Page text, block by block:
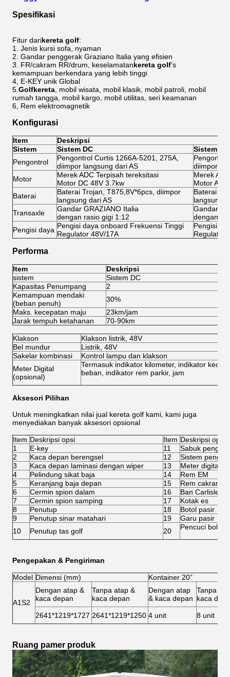
Spesifikasi
Fitur darikereta golf:
1. Jenis kursi sofa, nyaman
2. Gandar penggerak Graziano Italia yang efisien
3. FR/cakram RR/drum, keselamatankereta golf’s
kemampuan berkendara yang lebih tinggi
4, E-KEY unik Global
5. Golfkereta , mobil wisata, mobil klasik, mobil patroli, mobil
rumah tangga, mobil kargo, mobil utilitas, seri keamanan
6, Rem elektromagnetik
Konfigurasi
Item
Deskripsi
Sistem
Sistem DC
Sistem AC
Pengontrol
Pengontrol Curtis 1266A-5201, 275A,
diimpor langsung dari AS
diimpor
Motor
Merek ADC Terpisah tereksitasi
Motor DC 48V 3.7kw
Merek
Motor AC
Baterai
Baterai Trojan, T875,8V*6pcs, diimpor
langsung dari AS
Baterai
langsung
Transaxle
Gandar GRAZIANO Italia
dengan rasio gigi 1:12
Gandar
dengan
Pengisi daya Pengisi daya onboard Frekuensi Tinggi
Regulator 48V/17A
Pengisi
Regulator
Performa
Item
Deskripsi
sistem
Sistem DC
Kapasitas Penumpang
2
Kemampuan mendaki
(beban penuh)
30%
Maks. kecepatan maju
23km/jam
Jarak tempuh ketahanan
70-90km
Klakson
Klakson listrik, 48V
Bel mundur
Listrik, 48V
Sakelar kombinasi
Kontrol lampu dan klakson
Meter Digital
(opsional)
Termasuk indikator kilometer, indikator
beban, indikator rem parkir, jam
Aksesori Pilihan
Untuk meningkatkan nilai jual kereta golf kami, kami juga
menyediakan banyak aksesori opsional
Item Deskripsi opsi Item Deskripsi opsi
1
E-key 11
Sabuk
2
Kaca depan berengsel 12
Sistem
3
Kaca depan laminasi dengan wiper 13
Meter digital
4
Pelindung sikat baja 14
Rem EM
5
Keranjang baja depan 15
Rem cakram
6
Cermin spion dalam 16
Ban Carlisle
7
Cermin spion samping 17
Kotak es
8
Penutup 18
Botol pasir
9
Penutup sinar matahari 19
Garu pasir
10
Penutup tas golf 20 Pencuci bola
Pengepakan & Pengiriman
Model Dimensi (mm) Kontainer 20”
A1S2
Dengan atap &
kaca depan
Tanpa atap &
kaca depan
Dengan atap
& kaca depan
Tanpa
kaca
2641*1219*1727 2641*1219*1250 4 unit 8 unit
Ruang pamer produk